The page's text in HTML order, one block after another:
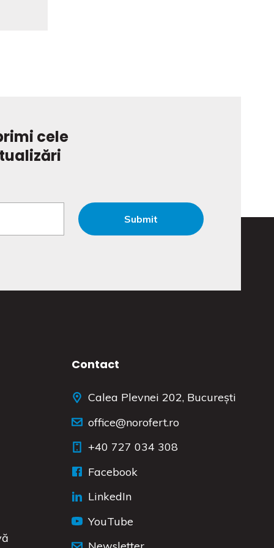
cele
Contact
Calea Plevnei 202, București
office@norofert.ro
‭+40 727 034 308
Facebook
LinkedIn
YouTube